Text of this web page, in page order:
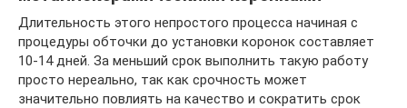
Длительность этого непростого процесса начиная с
процедуры обточки до установки коронок составляет
10-14 дней. За меньший срок выполнить такую работу
просто нереально, так как срочность может
значительно повлиять на качество и сократить срок